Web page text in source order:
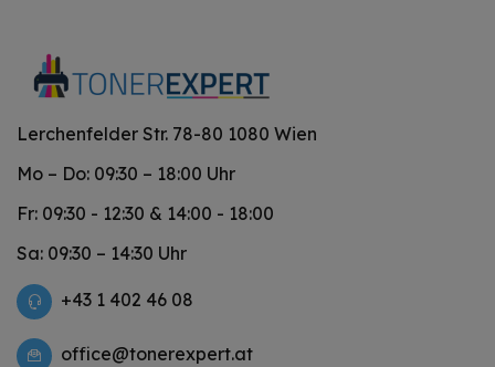
Lerchenfelder Str. 78-80 1080 Wien
Mo – Do: 09:30 – 18:00 Uhr
Fr: 09:30 - 12:30 & 14:00 - 18:00
Sa: 09:30 – 14:30 Uhr
+43 1 402 46 08
office@tonerexpert.at